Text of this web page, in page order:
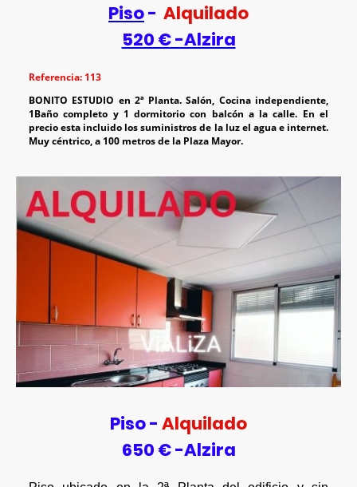
Piso- Alquilado
520 € -Alzira
Referencia: 113
BONITO ESTUDIO en 2ª Planta. Salón, Cocina independiente,
1Baño completo y 1 dormitorio con balcón a la calle. En el
precio esta incluido los suministros de la luz el agua e internet.
Muy céntrico, a 100 metros de la Plaza Mayor.
Piso -Alquilado
650 € -Alzira